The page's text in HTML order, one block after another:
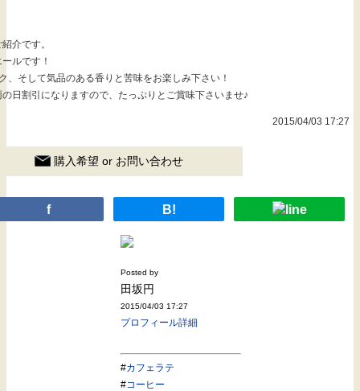
介です。
ルです！
、そして気品のある香りと苦味をお楽しみ下さい！
日割引になりますので、たっぷりとご賞味下さいませ♪
2015/04/03 17:27
購入希望 or お問い合わせ
f B!
Posted by
田坂円
2015/04/03 17:27
プロフィール詳細
#カフェラテ
#コーヒー